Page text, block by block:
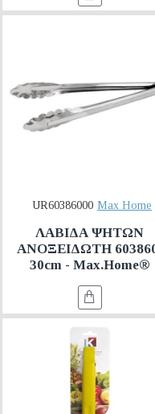
UR60386000 Max Home
ΛΑΒΙΔΑ ΨΗΤΩΝ
ΑΝΟΞΕΙΔΩΤΗ
30cm - Max.Home®